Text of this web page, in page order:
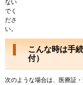
ない
でく
ださ
い。
こんな時は手
付）
次のような場合は、医療証